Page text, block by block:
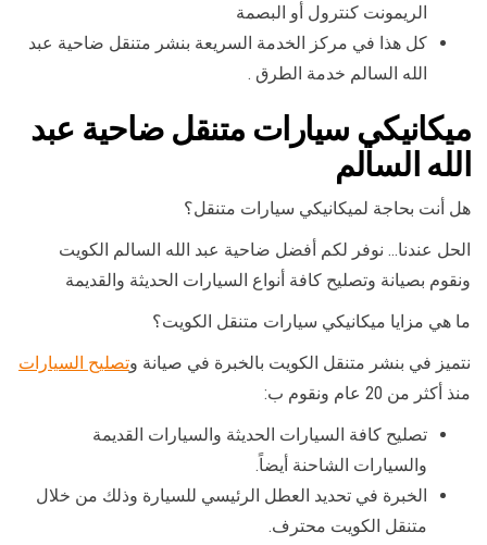
الريمونت كنترول أو البصمة
كل هذا في مركز الخدمة السريعة بنشر متنقل ضاحية عبد
الله السالم خدمة الطرق .
ميكانيكي سيارات متنقل ضاحية عبد
الله السالم
هل أنت بحاجة لميكانيكي سيارات متنقل؟
الحل عندنا… نوفر لكم أفضل ضاحية عبد الله السالم الكويت
ونقوم بصيانة وتصليح كافة أنواع السيارات الحديثة والقديمة
ما هي مزايا ميكانيكي سيارات متنقل الكويت؟
نتميز في بنشر متنقل الكويت بالخبرة في صيانة وتصليح السيارات
منذ أكثر من 20 عام ونقوم ب:
تصليح كافة السيارات الحديثة والسيارات القديمة
والسيارات الشاحنة أيضاً.
الخبرة في تحديد العطل الرئيسي للسيارة وذلك من خلال
متنقل الكويت محترف.